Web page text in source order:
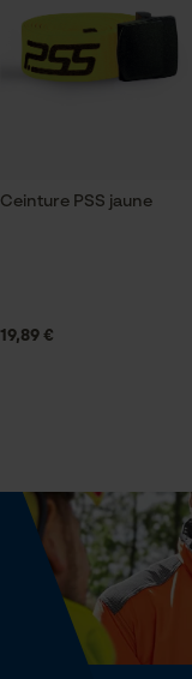
renfort
Secteur
industrie du
communes,
Sexe
unisexe
Saison
Articles pour toute
Composition du
Tissu extérieur :
polyester
% élasthanne, 57,
Composition du
couture collée
Entretien du
Recommandations
Suivre les
Ceinture PSS jaune
19,89 €